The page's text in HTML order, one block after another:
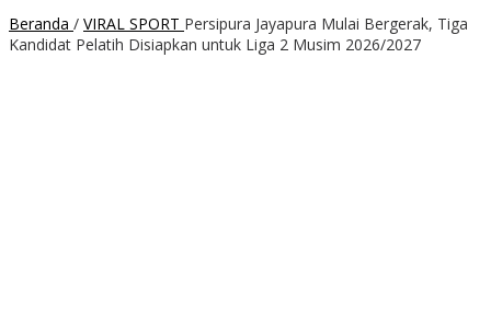
Beranda / VIRAL SPORT Persipura Jayapura Mulai Bergerak, Tiga
Kandidat Pelatih Disiapkan untuk Liga 2 Musim 2026/2027